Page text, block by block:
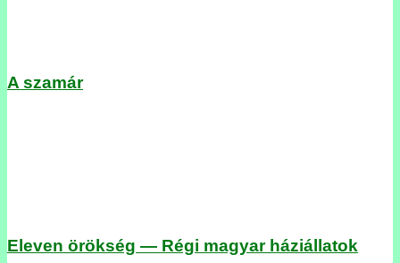
A szamár
Eleven örökség — Régi magyar háziállatok